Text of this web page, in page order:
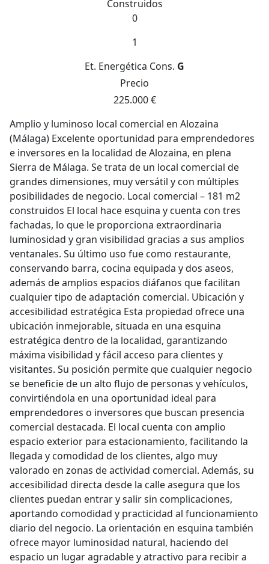
Construidos
0
1
Et. Energética Cons. G
Precio
225.000 €
Amplio y luminoso local comercial en Alozaina
(Málaga) Excelente oportunidad para emprendedores
e inversores en la localidad de Alozaina, en plena
Sierra de Málaga. Se trata de un local comercial de
grandes dimensiones, muy versátil y con múltiples
posibilidades de negocio. Local comercial – 181 m2
construidos El local hace esquina y cuenta con tres
fachadas, lo que le proporciona extraordinaria
luminosidad y gran visibilidad gracias a sus amplios
ventanales. Su último uso fue como restaurante,
conservando barra, cocina equipada y dos aseos,
además de amplios espacios diáfanos que facilitan
cualquier tipo de adaptación comercial. Ubicación y
accesibilidad estratégica Esta propiedad ofrece una
ubicación inmejorable, situada en una esquina
estratégica dentro de la localidad, garantizando
máxima visibilidad y fácil acceso para clientes y
visitantes. Su posición permite que cualquier negocio
se beneficie de un alto flujo de personas y vehículos,
convirtiéndola en una oportunidad ideal para
emprendedores o inversores que buscan presencia
comercial destacada. El local cuenta con amplio
espacio exterior para estacionamiento, facilitando la
llegada y comodidad de los clientes, algo muy
valorado en zonas de actividad comercial. Además, su
accesibilidad directa desde la calle asegura que los
clientes puedan entrar y salir sin complicaciones,
aportando comodidad y practicidad al funcionamiento
diario del negocio. La orientación en esquina también
ofrece mayor luminosidad natural, haciendo del
espacio un lugar agradable y atractivo para recibir a